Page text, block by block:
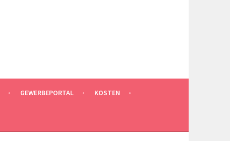
GEWERBEPORTAL KOSTEN